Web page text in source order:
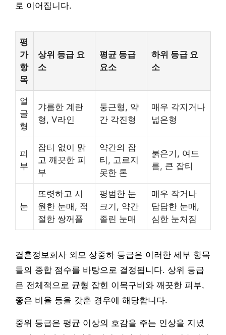
로 이어집니다.
평
가
항
목
상위 등급 요
소
평균 등급
요소
하위 등급 요
소
얼
굴
형
갸름한 계란
형, V라인
둥근형, 약
간 각진형
매우 각지거나
넓은형
피
부
잡티 없이 맑
고 깨끗한 피
부
약간의 잡
티, 고르지
못한 톤
붉은기, 여드
름, 큰 잡티
눈
또렷하고 시
원한 눈매, 적
절한 쌍꺼풀
평범한 눈
크기, 약간
졸린 눈매
매우 작거나
답답한 눈매,
심한 눈처짐
결혼정보회사 외모 상중하 등급은 이러한 세부 항목
들의 종합 점수를 바탕으로 결정됩니다. 상위 등급
은 전체적으로 균형 잡힌 이목구비와 깨끗한 피부,
좋은 비율 등을 갖춘 경우에 해당합니다.
중위 등급은 평균 이상의 호감을 주는 인상을 지녔